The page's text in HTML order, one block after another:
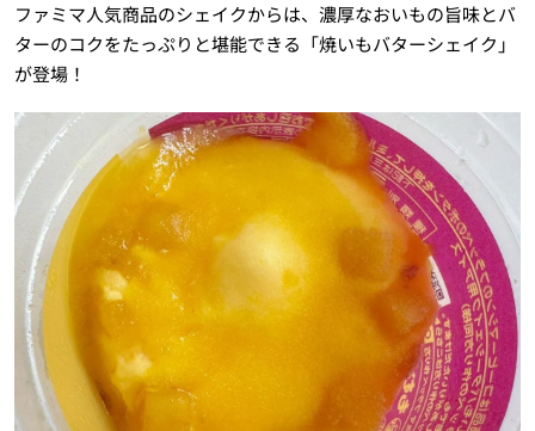
ファミマ人気商品のシェイクからは、濃厚なおいもの旨味とバ
ターのコクをたっぷりと堪能できる「焼いもバターシェイク」
が登場！